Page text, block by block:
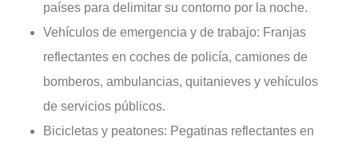
países para delimitar su contorno por la noche.
Vehículos de emergencia y de trabajo: Franjas
reflectantes en coches de policía, camiones de
bomberos, ambulancias, quitanieves y vehículos
de servicios públicos.
Bicicletas y peatones: Pegatinas reflectantes en